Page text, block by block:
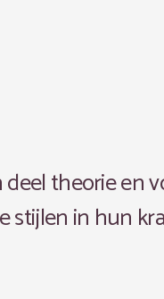
theorie en
stijlen in hun